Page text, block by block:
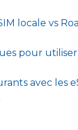
locale vs
pour
avec les